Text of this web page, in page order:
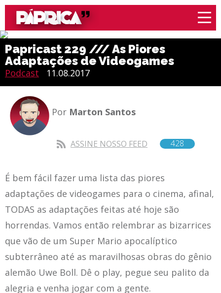
Papricast 229 /// As Piores
Adaptações de Videogames
Podcast 11.08.2017
Por Marton Santos
ASSINE NOSSO FEED 428
É bem fácil fazer uma lista das piores
adaptações de videogames para o cinema, afinal,
TODAS as adaptações feitas até hoje são
horrendas. Vamos então relembrar as bizarrices
que vão de um Super Mario apocalíptico
subterrâneo até as maravilhosas obras do gênio
alemão Uwe Boll. Dê o play, pegue seu palito da
alegria e venha jogar com a gente.